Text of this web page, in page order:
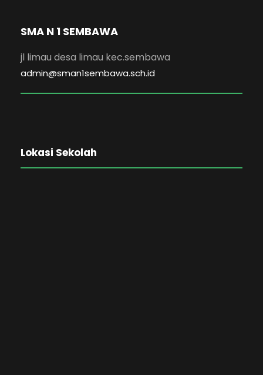
SMA N 1 SEMBAWA
jl limau desa limau kec.sembawa
admin@sman1sembawa.sch.id
Lokasi Sekolah